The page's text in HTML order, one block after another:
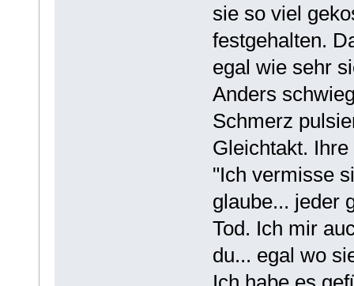
sie so viel
festgehalten.
egal wie sehr
Anders
Schmerz
Gleichtakt.
"Ich vermisse
glaube... jeder
Tod. Ich mir
du... egal wo